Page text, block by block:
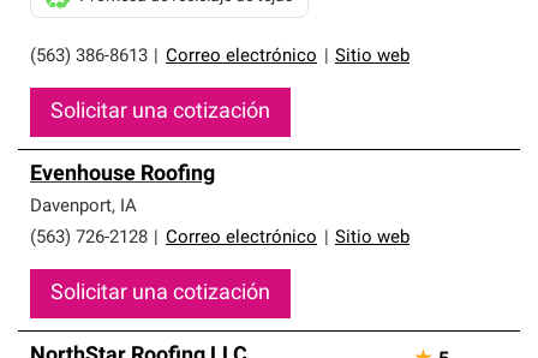
(563) 386-8613 Correo electrónico Sitio web
Solicitar una cotización
Evenhouse Roofing
Davenport, IA
(563) 726-2128
Correo electrónico Sitio web
Solicitar una cotización